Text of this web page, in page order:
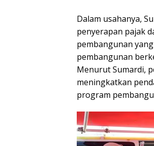
Dalam usahanya,
penyerapan pajak
pembangunan
pembangunan
Menurut Sumardi,
meningkatkan
program